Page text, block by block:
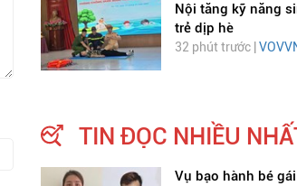
Nội tăng kỹ năng
trẻ dịp hè
32 phút trước |
TIN ĐỌC NHIỀU
Vụ bạo hành bé